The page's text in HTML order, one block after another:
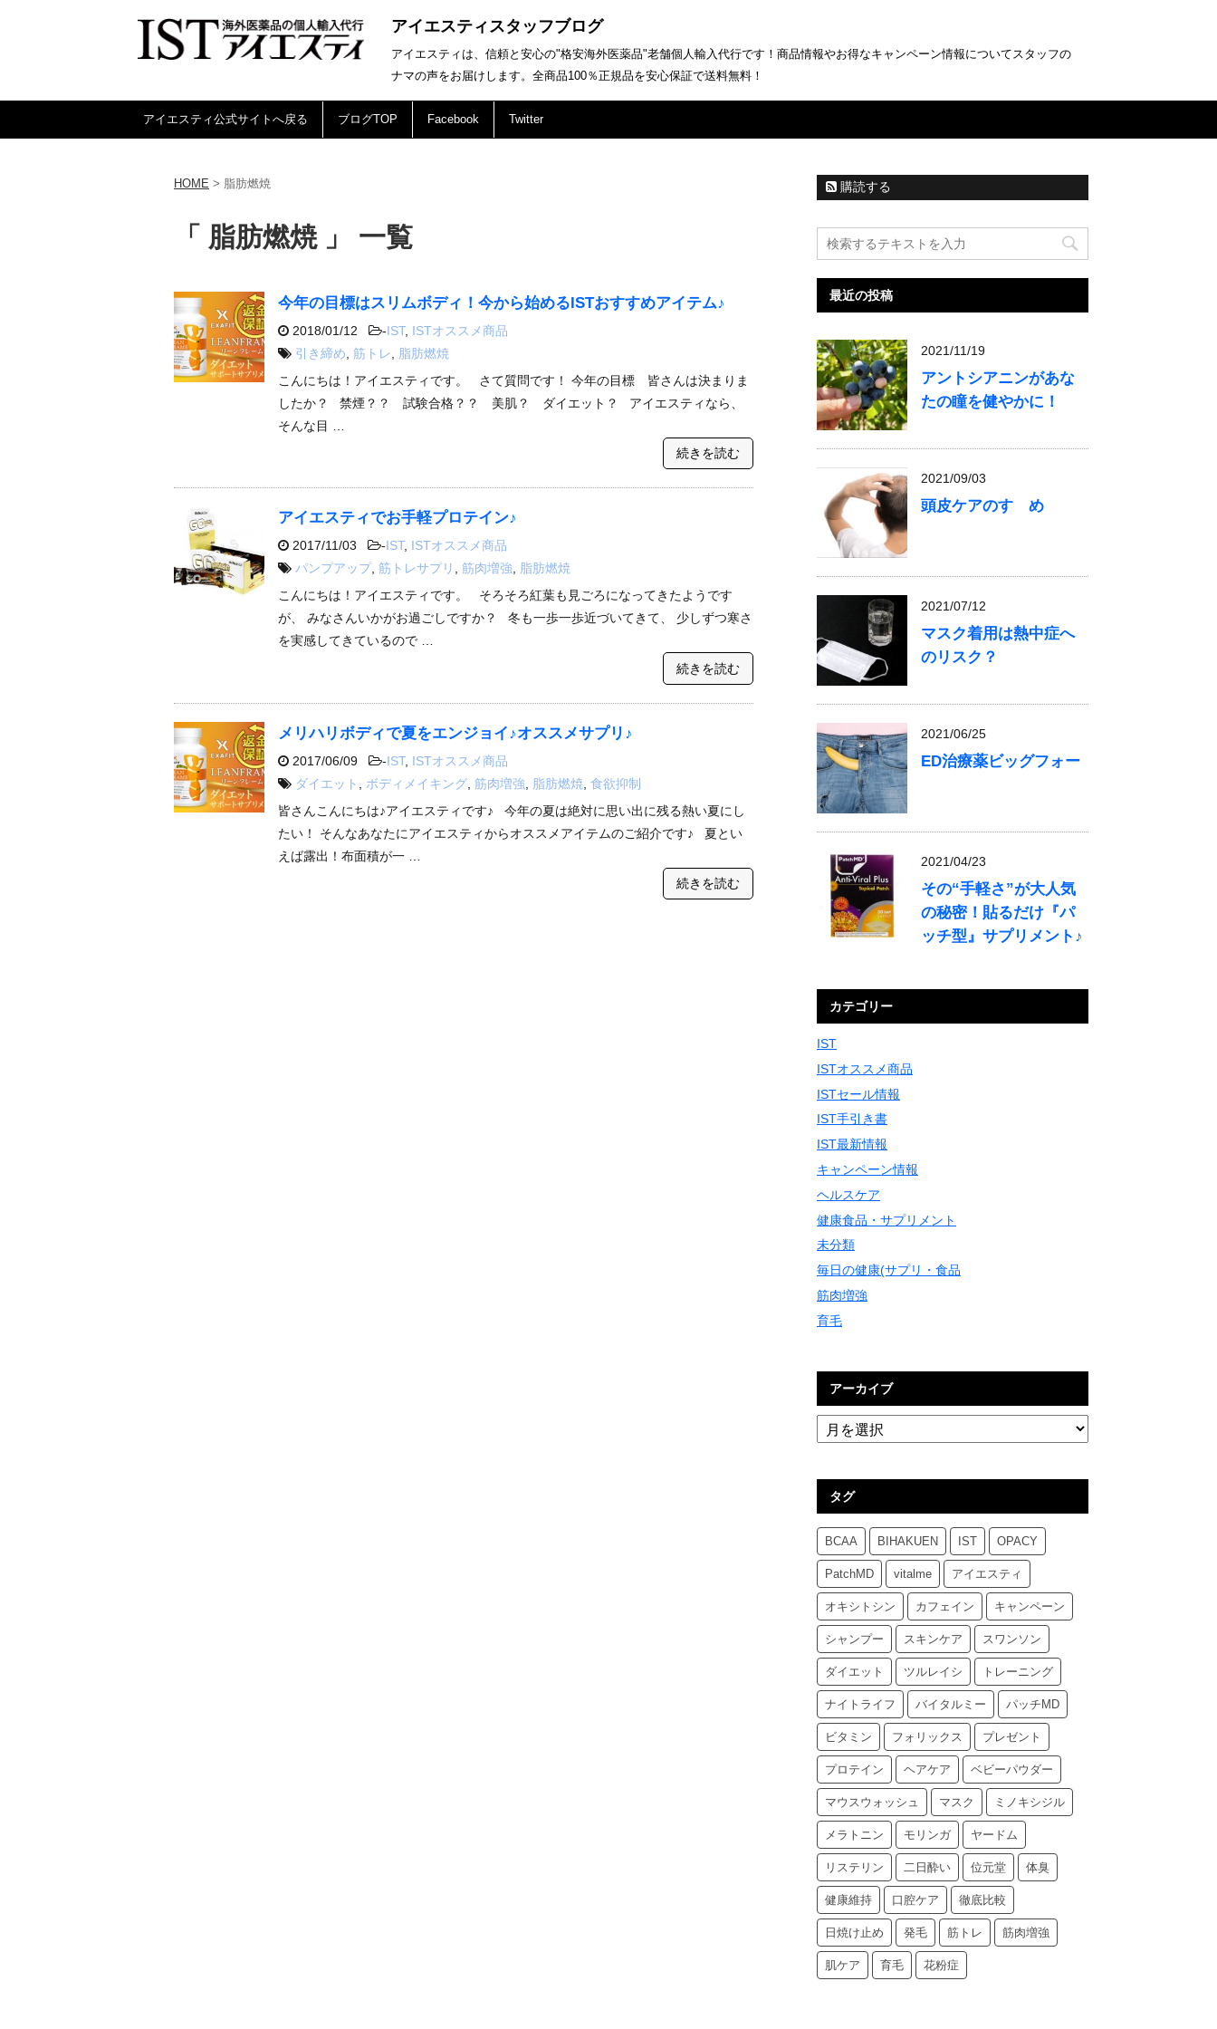
アイエスティスタッフブログ
アイエスティは、信頼と安心の"格安海外医薬品"老舗個人輸入代行です！商品情報やお得なキャンペーン情報についてスタッフの
ナマの声をお届けします。全商品100％正規品を安心保証で送料無料！
アイエスティ公式サイトへ戻る ブログTOP Facebook Twitter
HOME > 脂肪燃焼
「 脂肪燃焼 」 一覧
今年の目標はスリムボディ！今から始めるISTおすすめアイテム♪
2018/01/12 -IST, ISTオススメ商品
引き締め 筋トレ
脂肪燃焼
こんにちは！アイエスティです。 さて質問です！ 今年の目標 皆さんは決まりま
したか？ 禁煙？？ 試験合格？？ 美肌？ ダイエット？ アイエスティなら、
そんな目 …
続きを読む
アイエスティでお手軽プロテイン♪
2017/11/03 -IST, ISTオススメ商品
パンプアップ, 筋トレサプリ , 筋肉増強, 脂肪燃焼
こんにちは！アイエスティです。 そろそろ紅葉も見ごろになってきたようです
が、 みなさんいかがお過ごしですか？ 冬も一歩一歩近づいてきて、 少しずつ寒さ
を実感してきているので …
続きを読む
メリハリボディで夏をエンジョイ♪オススメサプリ♪
2017/06/09 -IST, ISTオススメ商品
ダイエット
ボディメイキング 筋肉増強 脂肪燃焼 食欲抑制
皆さんこんにちは♪アイエスティです♪ 今年の夏は絶対に思い出に残る熱い夏にし
たい！ そんなあなたにアイエスティからオススメアイテムのご紹介です♪ 夏とい
えば露出！布面積が一 …
続きを読む
購読する
最近の投稿
2021/11/19
アントシアニンがあな
たの瞳を健やかに！
2021/09/03
頭皮ケアのすゝめ
2021/07/12
マスク着用は熱中症へ
のリスク？
2021/06/25
ED治療薬ビッグフォー
2021/04/23
その“手軽さ”が大人気
の秘密！貼るだけ『パ
ッチ型』サプリメント♪
カテゴリー
IST
ISTオススメ商品
ISTセール情報
IST手引き書
IST最新情報
キャンペーン情報
ヘルスケア
健康食品・サプリメント
未分類
毎日の健康(サプリ・食品
筋肉増強
育毛
アーカイブ
タグ
BCAA BIHAKUEN IST OPACY
PatchMD vitalme アイエスティ
オキシトシン カフェイン キャンペーン
シャンプー スキンケア スワンソン
ダイエット ツルレイシ トレーニング
ナイトライフ バイタルミー パッチMD
ビタミン フォリックス プレゼント
プロテイン ヘアケア ベビーパウダー
マウスウォッシュ マスク ミノキシジル
メラトニン モリンガ ヤードム
リステリン 二日酔い 位元堂 体臭
健康維持 口腔ケア 徹底比較
日焼け止め 発毛 筋トレ 筋肉増強
肌ケア 育毛 花粉症